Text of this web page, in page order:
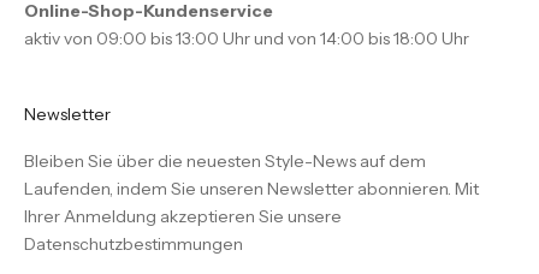
Online-Shop-Kundenservice
aktiv von 09:00 bis 13:00 Uhr und von 14:00 bis 18:00 Uhr
Newsletter
Bleiben Sie über die neuesten Style-News auf dem
Laufenden, indem Sie unseren Newsletter abonnieren. Mit
Ihrer Anmeldung akzeptieren Sie unsere
Datenschutzbestimmungen